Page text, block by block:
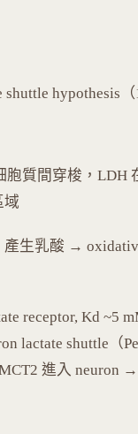
hypothesis（
胞質間穿梭，LDH
域
產生乳酸 →
receptor, Kd ~5
lactate shuttle（
進入 neuron →